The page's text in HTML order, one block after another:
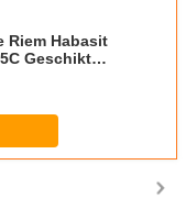
Riem Habasit
Geschikt